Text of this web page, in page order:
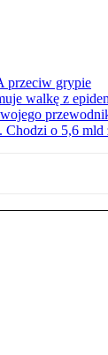
przeciw grypie
walkę z
Chodzi o 5,6 mld